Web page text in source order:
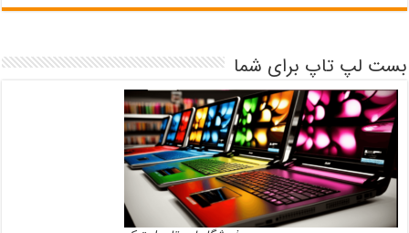
بست لپ تاپ برای شما